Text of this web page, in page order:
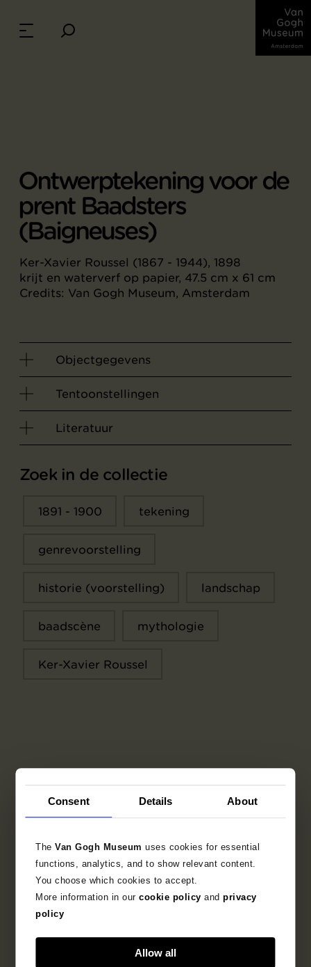
Consent Details About
TheVan Gogh Museumuses cookies for essential
functions, analytics, and to show relevant content.
You choose which cookies to accept.
More information in ourcookie policy andprivacy
policy
Allow all
Ontwerptekening voor de
prent Baadsters
(Baigneuses)
Ker-Xavier Roussel (1867 - 1944), 1898
krijt en waterverf op papier, 47.5 cm x 61 cm
Credits: Van Gogh Museum, Amsterdam
Objectgegevens
Tentoonstellingen
Literatuur
Zoek in de collectie
1891 - 1900 tekening
genrevoorstelling
historie (voorstelling) landschap
baadscène mythologie
Ker-Xavier Roussel
Gerelateerde werken